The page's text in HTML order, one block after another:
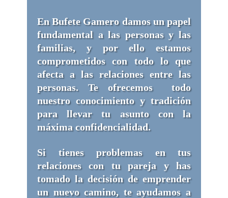
En Bufete Gamero damos un papel
fundamental a las personas y las
familias, y por ello estamos
comprometidos con todo lo que
afecta a las relaciones entre las
personas. Te ofrecemos todo
nuestro conocimiento y tradición
para llevar tu asunto con la
máxima confidencialidad.
Si tienes problemas en tus
relaciones con tu pareja y has
tomado la decisión de emprender
un nuevo camino, te ayudamos a